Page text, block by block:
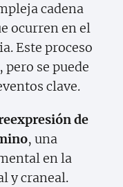
cadena
ocurren en el
Este proceso
se puede
clave.
de
, una
en la
y craneal.